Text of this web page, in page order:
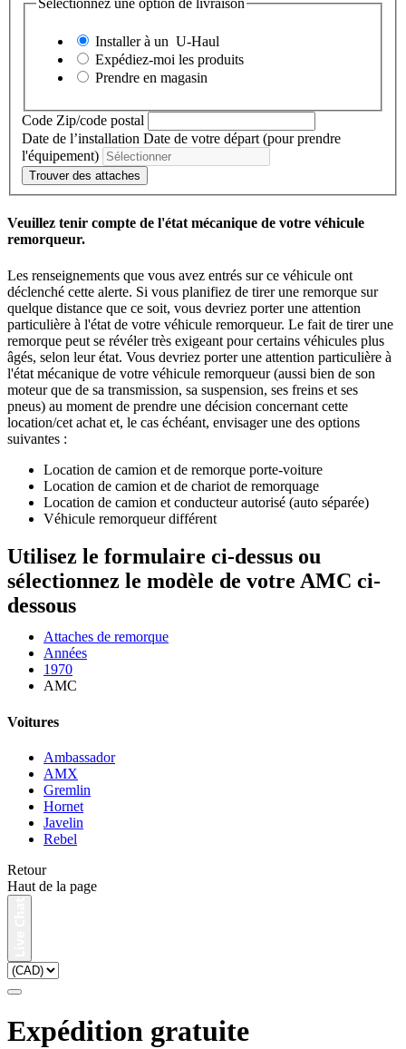
Sélectionnez une option de livraison
Installer à un U-Haul
Expédiez-moi les produits
Prendre en magasin
Code Zip/code postal
Date de l’installation Date de votre départ (pour prendre
l'équipement)
Trouver des attaches
Veuillez tenir compte de l'état mécanique de votre véhicule
remorqueur.
Les renseignements que vous avez entrés sur ce véhicule ont
déclenché cette alerte. Si vous planifiez de tirer une remorque sur
quelque distance que ce soit, vous devriez porter une attention
particulière à l'état de votre véhicule remorqueur. Le fait de tirer une
remorque peut se révéler très exigeant pour certains véhicules plus
âgés, selon leur état. Vous devriez porter une attention particulière à
l'état mécanique de votre véhicule remorqueur (aussi bien de son
moteur que de sa transmission, sa suspension, ses freins et ses
pneus) au moment de prendre une décision concernant cette
location/cet achat et, le cas échéant, envisager une des options
suivantes :
Location de camion et de remorque porte-voiture
Location de camion et de chariot de remorquage
Location de camion et conducteur autorisé (auto séparée)
Véhicule remorqueur différent
Utilisez le formulaire ci-dessus ou
sélectionnez le modèle de votre AMC ci-
dessous
Attaches de remorque
Années
1970
AMC
Voitures
Ambassador
AMX
Gremlin
Hornet
Javelin
Rebel
Retour
Haut de la page
Expédition gratuite